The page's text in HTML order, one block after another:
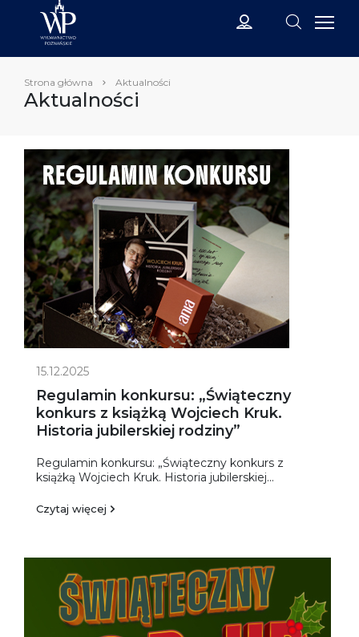
Strona główna Aktualności
Aktualności
15.12.2025
Regulamin konkursu: „Świąteczny
konkurs z książką Wojciech Kruk.
Historia jubilerskiej rodziny”
Regulamin konkursu: „Świąteczny konkurs z
książką Wojciech Kruk. Historia jubilerskiej...
Czytaj więcej